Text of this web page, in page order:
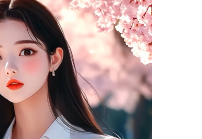
Bo St, Ward 12, District 4,
City, Vietnam
엠씨
: 331-87-00356